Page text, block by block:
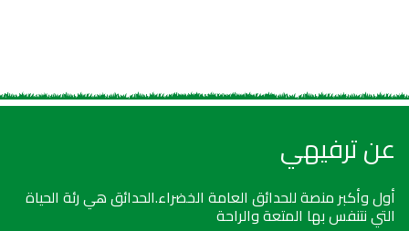
عن ترفيهي
أول وأكبر منصة للحدائق العامة الخضراء.الحدائق هي رئة الحياة
التي نتنفس بها المتعة والراحة